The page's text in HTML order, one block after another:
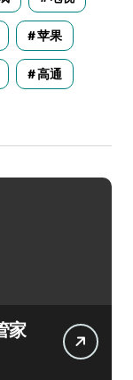
苹果
高通
家